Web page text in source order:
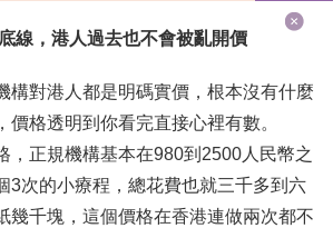
線，港人過去也不會被亂開價
構對港人都是明碼實價，根本沒有什麼
價格透明到你看完直接心裡有數。
，正規機構基本在980到2500人民幣之
3次的小療程，總花費也就三千多到六
幾千塊，這個價格在香港連做兩次都不